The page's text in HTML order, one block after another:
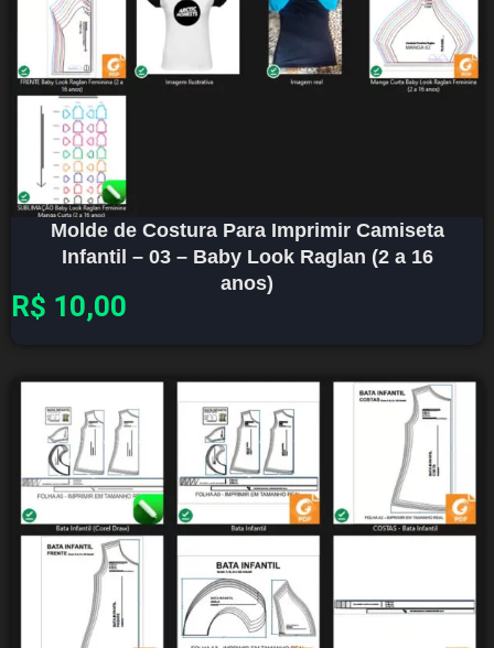
Molde de Costura Para Imprimir Camiseta
Infantil – 03 – Baby Look Raglan (2 a 16
anos)
R$ 10,00